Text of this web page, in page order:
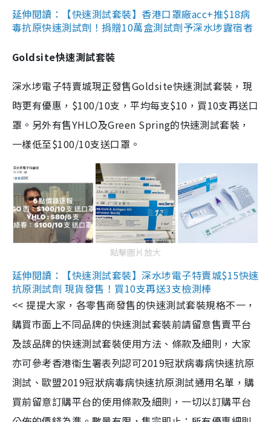
延伸閱讀：【快速測試套裝】香港口罩廠acc+推$18病
毒抗原快速測試劑！捐贈10萬盒測試劑予深水埗露宿者
Goldsite快速測試套裝
深水埗電子特賣城現正發售Goldsite快速測試套裝，現
時更有優惠，$100/10支，平均每支$10，買10支再送口
罩。另外有售YHLO及Green Spring的快速測試套裝，
一樣低至$100/10支送口罩。
點擊圖片放大
延伸閱讀：【快速測試套裝】深水埗電子特賣城$15快速
抗原測試劑 現貨發售！買10支再送3支檢測棒
<< 提提大家，各零售商發售的快速測試套裝規格不一，
購買市面上不同品牌的快速測試套裝前請留意售賣平台
及該品牌的快速測試套裝使用方法、條款及細則，大家
亦可參考香港衞生署表列認可2019冠狀病毒病快速抗原
測試、歐盟2019冠狀病毒病快速抗原測試通用名單，購
買前留意訂購平台的使用條款及細則，一切以訂購平台